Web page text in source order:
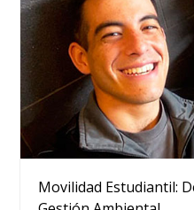
Movilidad Estudiantil: